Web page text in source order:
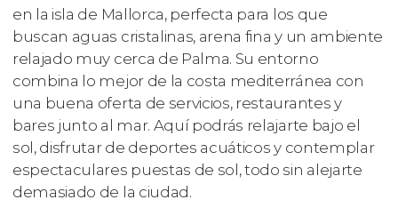
en la isla de Mallorca, perfecta para los que
buscan aguas cristalinas, arena fina y un ambiente
relajado muy cerca de Palma. Su entorno
combina lo mejor de la costa mediterránea con
una buena oferta de servicios, restaurantes y
bares junto al mar. Aquí podrás relajarte bajo el
sol, disfrutar de deportes acuáticos y contemplar
espectaculares puestas de sol, todo sin alejarte
demasiado de la ciudad.